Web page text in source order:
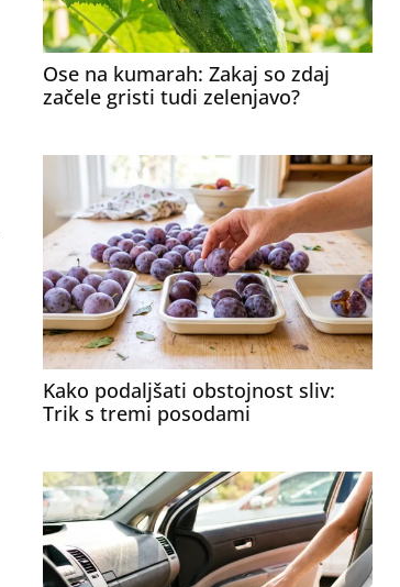
Ose na kumarah: Zakaj so zdaj
začele gristi tudi zelenjavo?
Kako podaljšati obstojnost sliv:
Trik s tremi posodami